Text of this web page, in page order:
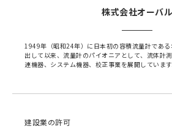
株式会社オーバル
1949年（昭和24年）に日本初の容積流量計である
出して以来、流量計のパイオニアとして、流体計
連機器、システム機器、校正事業を展開しています
建設業の許可